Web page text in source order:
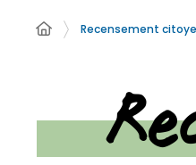
Recensement